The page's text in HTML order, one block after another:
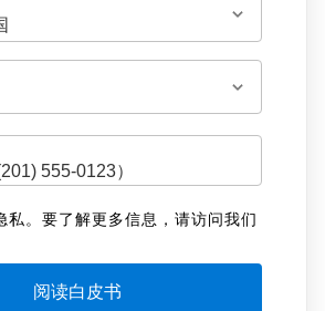
私。要了解更多信息，请访问我们